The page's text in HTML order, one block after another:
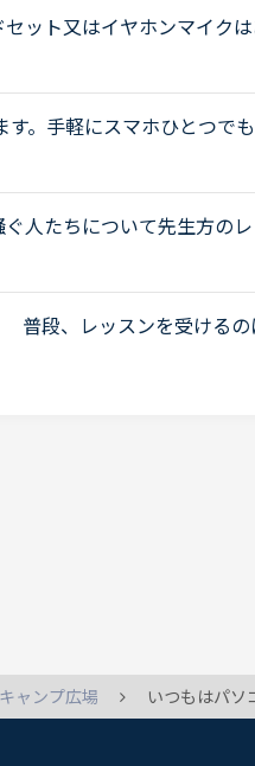
ット又はイヤホンマイク
式にNCに入会した者です
。手軽にスマホひとつで
ので、画面が小さいと余計
人たちについて先生方の
レビューが目立つように思
普段、レッスンを受けるの
ラは家電量販店で買った
ャンプ広場 いつもはパソコンを開いてちゃんと